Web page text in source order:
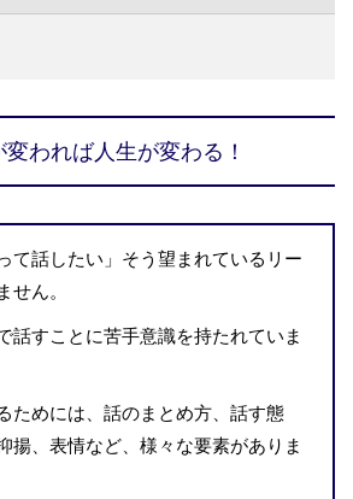
われば人生が変わる！
て話したい」そう望まれているリー
ん。
話すことに苦手意識を持たれていま
ためには、話のまとめ方、話す態
揚、表情など、様々な要素がありま